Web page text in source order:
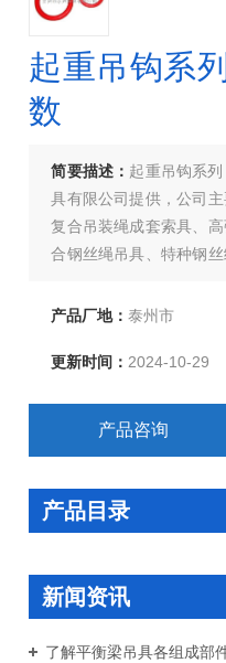
起重吊钩系
数
简要描述： 起重吊钩系
具有限公司提供，公司
复合吊装绳成套索具、
合钢丝绳吊具、特种钢
环眼柔性吊带、双扣加
老客户、来函洽谈订购！
产品厂地：泰州市
更新时间：2024-10-29
产品咨询
产品目录
新闻资讯
了解平衡梁吊具各组成部